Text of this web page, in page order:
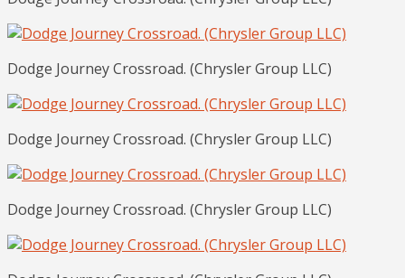
Dodge Journey Crossroad. (Chrysler Group LLC)
Dodge Journey Crossroad. (Chrysler Group LLC)
Dodge Journey Crossroad. (Chrysler Group LLC)